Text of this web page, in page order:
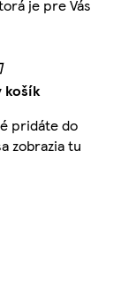
je pre Vás
košík
pridáte do
zobrazia tu